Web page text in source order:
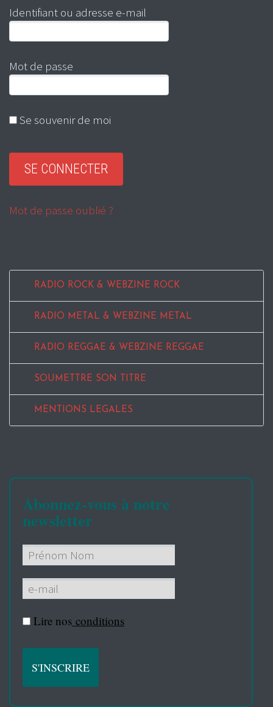
Identifiant ou adresse e-mail
Mot de passe
Se souvenir de moi
Mot de passe oublié ?
RADIO ROCK & WEBZINE ROCK
RADIO METAL & WEBZINE METAL
RADIO REGGAE & WEBZINE REGGAE
SOUMETTRE SON TITRE
MENTIONS LEGALES
Abonnez-vous à notre
newsletter
Lire nos conditions